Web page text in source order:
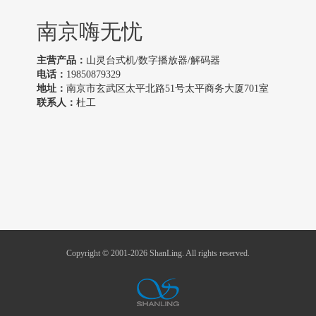
南京嗨无忧
主营产品： 山灵台式机/数字播放器/解码器
电话： 19850879329
地址： 南京市玄武区太平北路51号太平商务大厦701室
联系人： 杜工
Copyright © 2001-2026 ShanLing. All rights reserved.